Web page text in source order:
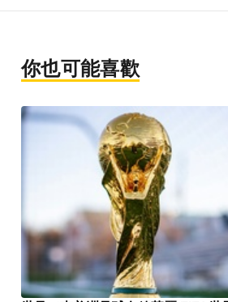
你也可能喜歡